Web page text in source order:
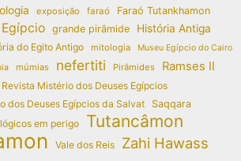
exposição faraó Faraó Tutankhamon
grande pirâmide
História Antiga
do Egito Antigo mitologia Museu Egípcio do Cairo
múmias nefertiti Pirâmides Ramses II
Revista Mistério dos Deuses Egípcios
dos Deuses Egípcios da Salvat
Saqqara
em perigo
Tutancâmon
Vale dos Reis Zahi Hawass